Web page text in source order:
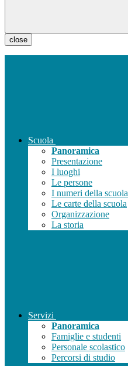
close
Scuola
Panoramica
Presentazione
I luoghi
Le persone
I numeri della scuola
Le carte della scuola
Organizzazione
La storia
Servizi
Panoramica
Famiglie e studenti
Personale scolastico
Percorsi di studio